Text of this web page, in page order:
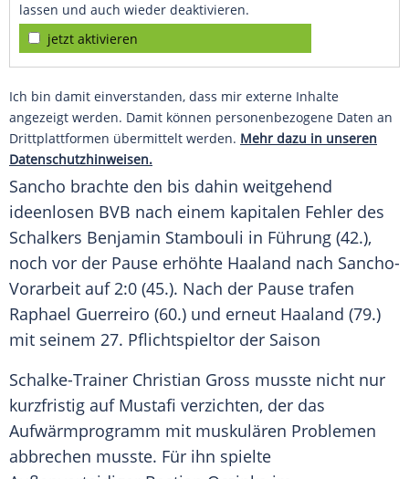
lassen und auch wieder deaktivieren.
jetzt aktivieren
Ich bin damit einverstanden, dass mir externe Inhalte
angezeigt werden. Damit können personenbezogene Daten an
Drittplattformen übermittelt werden. Mehr dazu in unseren
Datenschutzhinweisen.
Sancho brachte den bis dahin weitgehend
ideenlosen BVB nach einem kapitalen Fehler des
Schalkers Benjamin Stambouli in Führung (42.),
noch vor der Pause erhöhte Haaland nach Sancho-
Vorarbeit auf 2:0 (45.). Nach der Pause trafen
Raphael Guerreiro (60.) und erneut Haaland (79.)
mit seinem 27. Pflichtspieltor der Saison
Schalke-Trainer Christian Gross musste nicht nur
kurzfristig auf Mustafi verzichten, der das
Aufwärmprogramm mit muskulären Problemen
abbrechen musste. Für ihn spielte